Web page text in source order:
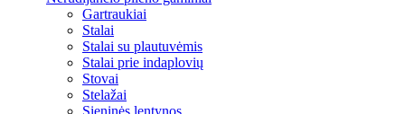
Gartraukiai
Stalai
Stalai su plautuvėmis
Stalai prie indaplovių
Stovai
Stelažai
Sieninės lentynos